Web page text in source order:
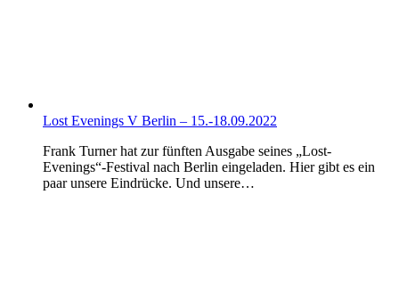
Lost Evenings V Berlin – 15.-18.09.2022
Frank Turner hat zur fünften Ausgabe seines „Lost-
Evenings“-Festival nach Berlin eingeladen. Hier gibt es ein
paar unsere Eindrücke. Und unsere…